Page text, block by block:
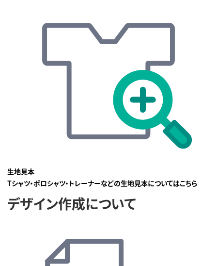
生地見本
Tシャツ・ポロシャツ・トレーナーなどの生地見本についてはこちら
デザイン作成について